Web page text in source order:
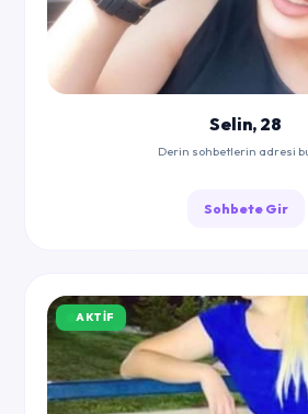
Selin, 28
Derin sohbetlerin adresi
Sohbete Gir
AKTIF